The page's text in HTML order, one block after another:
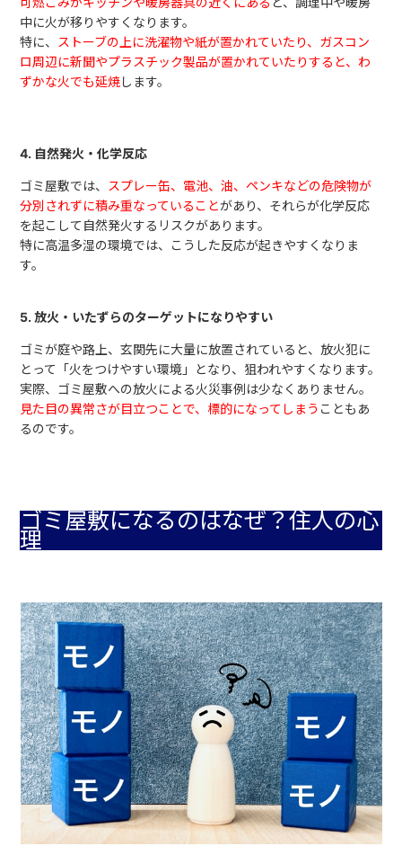
中に火が移りやすくなります。
特に、 ストーブの上に洗濯物や紙が置かれていたり、ガスコン
ロ周辺に新聞やプラスチック製品が置かれていたりすると、わ
ずかな火でも延焼します。
4. 自然発火・化学反応
ゴミ屋敷では、 スプレー缶、電池、油、ペンキなどの危険物が
分別されずに積み重なっていることがあり、それらが化学反応
を起こして自然発火するリスクがあります。
特に高温多湿の環境では、こうした反応が起きやすくなりま
す。
5. 放火・いたずらのターゲットになりやすい
ゴミが庭や路上、玄関先に大量に放置されていると、放火犯に
とって「火をつけやすい環境」となり、狙われやすくなります。
実際、ゴミ屋敷への放火による火災事例は少なくありません。
見た目の異常さが目立つことで、標的になってしまう こともあ
るのです。
ゴミ屋敷になるのはなぜ？住人の心
理